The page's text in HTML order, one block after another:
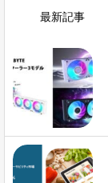
最新記事